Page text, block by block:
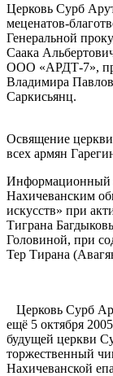
Церковь Сурб
меценатов-
Генеральной
Саака
ООО «АРДТ-7»,
Владимира
Саркисьянц.
Освящение церкви
всех армян
Информационный
Нахичеванским
искусств» при
Тиграна
Головиной, при
Тер Тирана
Церковь Сурб
ещё 5 октября
будущей церкви
торжественный
Нахичеванской